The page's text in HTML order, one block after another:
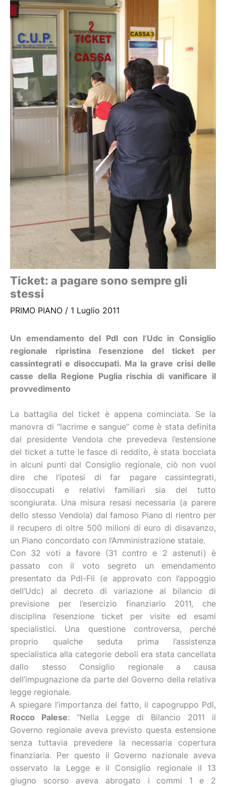
Ticket: a pagare sono sempre gli
stessi
PRIMO PIANO / 1 Luglio 2011
Un emendamento del Pdl con l’Udc in Consiglio
regionale ripristina l’esenzione del ticket per
cassintegrati e disoccupati. Ma la grave crisi delle
casse della Regione Puglia rischia di vanificare il
provvedimento
La battaglia del ticket è appena cominciata. Se la
manovra di “lacrime e sangue” come è stata definita
dal presidente Vendola che prevedeva l’estensione
del ticket a tutte le fasce di reddito, è stata bocciata
in alcuni punti dal Consiglio regionale, ciò non vuol
dire che l’ipotesi di far pagare cassintegrati,
disoccupati e relativi familiari sia del tutto
scongiurata. Una misura resasi necessaria (a parere
dello stesso Vendola) dal famoso Piano di rientro per
il recupero di oltre 500 milioni di euro di disavanzo,
un Piano concordato con l’Amministrazione statale.
Con 32 voti a favore (31 contro e 2 astenuti) è
passato con il voto segreto un emendamento
presentato da Pdl-Fli (e approvato con l’appoggio
dell’Udc) al decreto di variazione al bilancio di
previsione per l’esercizio finanziario 2011, che
disciplina l’esenzione ticket per visite ed esami
specialistici. Una questione controversa, perché
proprio qualche seduta prima l’assistenza
specialistica alla categorie deboli era stata cancellata
dallo stesso Consiglio regionale a causa
dell’impugnazione da parte del Governo della relativa
legge regionale.
A spiegare l’importanza del fatto, il capogruppo Pdl,
Rocco Palese: “Nella Legge di Bilancio 2011 il
Governo regionale aveva previsto questa estensione
senza tuttavia prevedere la necessaria copertura
finanziaria. Per questo il Governo nazionale aveva
osservato la Legge e il Consiglio regionale il 13
giugno scorso aveva abrogato i commi 1 e 2